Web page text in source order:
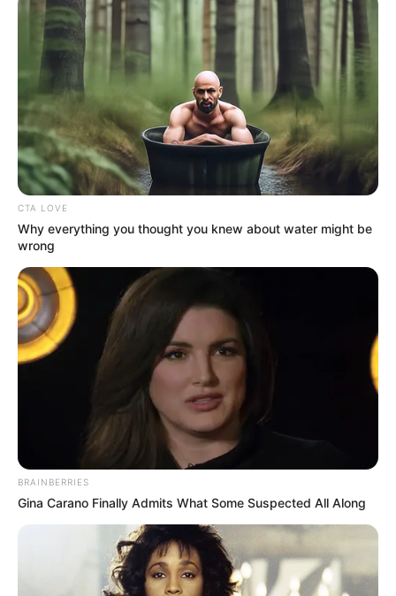
CTA LOVE
Why everything you thought you knew about water might be
wrong
BRAINBERRIES
Gina Carano Finally Admits What Some Suspected All Along